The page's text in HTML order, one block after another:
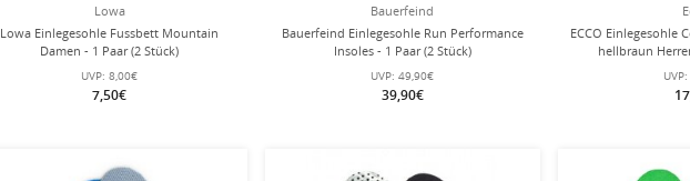
Lowa
Lowa Einlegesohle Fussbett Mountain
Damen - 1 Paar (2 Stück)
UVP: 8,00€
7,50€
Bauerfeind
Bauerfeind Einlegesohle Run Performance
Insoles - 1 Paar (2 Stück)
UVP: 49,90€
39,90€
ECCO Einlegesohle
hellbraun
UVP: